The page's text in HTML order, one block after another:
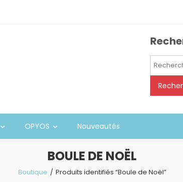
Recherche
OPYOS Nouveautés
BOULE DE NOËL
Boutique Produits identifiés “Boule de Noël”